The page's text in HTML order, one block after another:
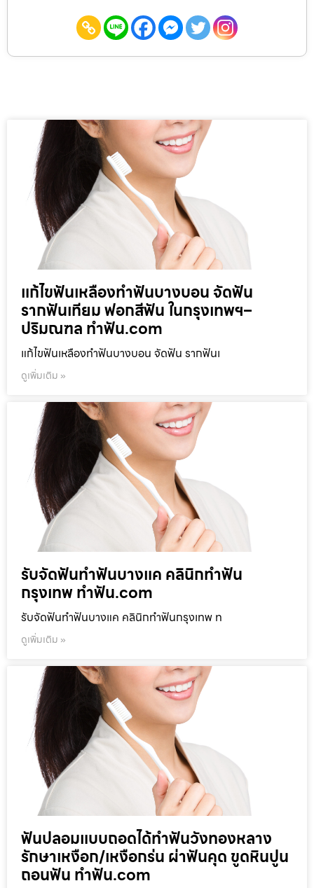
แก้ไขฟันเหลืองทำฟันบางบอน จัดฟัน
รากฟันเทียม ฟอกสีฟัน ในกรุงเทพฯ–
ปริมณฑล ทำฟัน.com
แก้ไขฟันเหลืองทำฟันบางบอน จัดฟัน รากฟันเ
ดูเพิ่มเติม »
รับจัดฟันทำฟันบางแค คลินิกทำฟัน
กรุงเทพ ทำฟัน.com
รับจัดฟันทำฟันบางแค คลินิกทำฟันกรุงเทพ ท
ดูเพิ่มเติม »
ฟันปลอมแบบถอดได้ทำฟันวังทองหลาง
รักษาเหงือก/เหงือกร่น ผ่าฟันคุด ขูดหินปูน
ถอนฟัน ทำฟัน.com